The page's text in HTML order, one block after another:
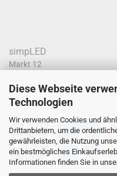
Diese Webseite
Technologien
Wir verwenden Cookies und
Drittanbietern, um die
gewährleisten, die Nutzung
ein bestmögliches
Informationen finden Sie in
simpLED
Markt 12
Telefon
05452/91 88 53
info@simpled.de